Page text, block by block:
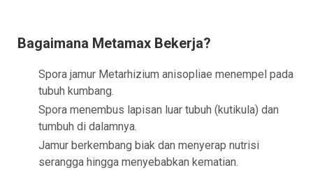
Bagaimana Metamax Bekerja?
Spora jamur Metarhizium anisopliae menempel pada
tubuh kumbang.
Spora menembus lapisan luar tubuh (kutikula) dan
tumbuh di dalamnya.
Jamur berkembang biak dan menyerap nutrisi
serangga hingga menyebabkan kematian.